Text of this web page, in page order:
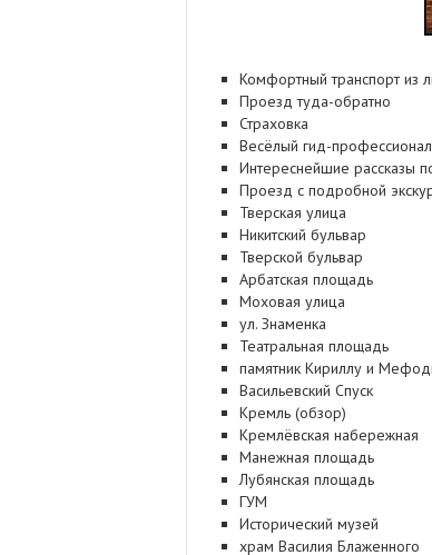
Комфортный транспорт из
Проезд туда-обратно
Страховка
Весёлый гид-
Интереснейшие рассказы
Проезд с подробной
Тверская улица
Никитский бульвар
Тверской бульвар
Арбатская площадь
Моховая улица
ул. Знаменка
Театральная площадь
памятник Кириллу и
Васильевский Спуск
Кремль (обзор)
Кремлёвская набережная
Манежная площадь
Лубянская площадь
ГУМ
Исторический музей
храм Василия Блаженного